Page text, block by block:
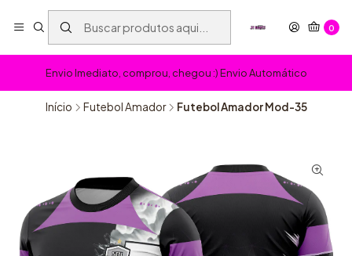
0
Envio Imediato, comprou, chegou :) Envio Automático
Início Futebol Amador Futebol Amador Mod-35